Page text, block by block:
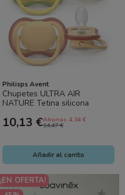
Philisps Avent
Chupetes ULTRA AIR
NATURE Tetina silicona
Avent
10,13 €Ahorras 4.34 €
14,47 €
Añadir al carrito
¡EN OFERTA!